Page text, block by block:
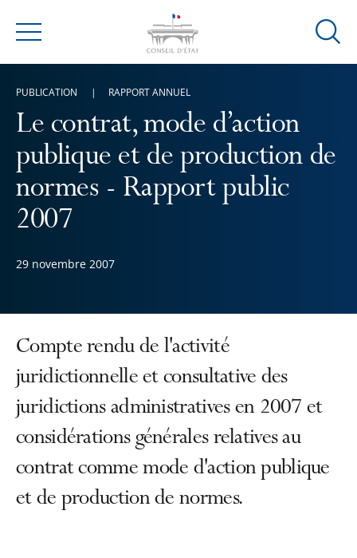
Menu
Ouvrir
Le contrat, mode d’action
publique et de production de
normes - Rapport public
2007
29 novembre 2007
PUBLICATION RAPPORT ANNUEL
Compte rendu de l'activité
juridictionnelle et consultative des
juridictions administratives en 2007 et
considérations générales relatives au
contrat comme mode d'action publique
et de production de normes.